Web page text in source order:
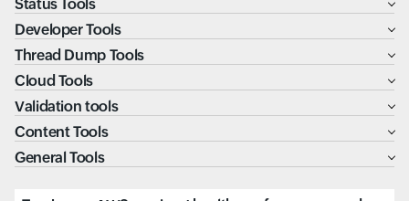
Status Tools
Developer Tools
Thread Dump Tools
Cloud Tools
Validation tools
Content Tools
General Tools